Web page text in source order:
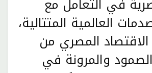
العالمية المتتالية،
المصري من
والمرونة في